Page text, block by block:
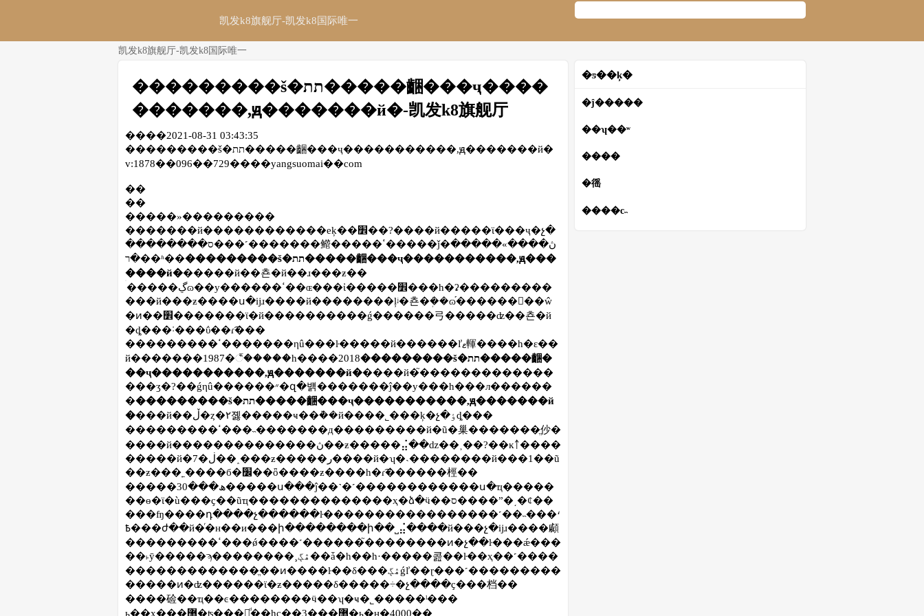
凯发k8旗舰厅-凯发k8国际唯一
凯发k8旗舰厅-凯发k8国际唯一
���������š�תת�����齫���ҷ����
�������,ԭ�������й�-凯发k8旗舰厅
����2021-08-31 03:43:35
���������š�תת�����齫���ҷ�����������,ԭ�������й�
v:1878��096��729����yangsuomai��com
��
��
�����»���������
�������й������������еķ��׾��?����й�����ϊ���ҷ�չ�
��������ס���˹�������鳤�����ߵ�����ǰ�ڽ����»�����
�ר��ʱ�����������š�תת�����齫���ҷ�����������,ԭ���
����й������й��쵼�й��ɹ���ƶ��
�����ڲɷ��у������ߵ��ɶ���ἰ�����׾���һ�ʡ���������
���й���ƶ����ս�ĳɹ����й��������ļᶨ�쵼�ܲ��ɷ֡��������ŵ
�ͷ��׾�������ϊ�й����������ǵ������⼸�����ʣ��쵼�й
�ȡ���˸���ΰ��ɾ͡���
���������ߵ�������ηû���ŀ�����й������ľޱ䡣����һ�ε��
й�������1987�꣬�����һ����2018���������š�תת�����齫�
��ҷ�����������,ԭ�������й�����й�֮�������������
���ӡ�?��ǵηû������״�զ�뱱�������ĵ��у���һ���л������
����������š�תת�����齫���ҷ�����������,ԭ�������й
�
���й��ڵ�ȥ�۲졣�����ҹ��ܵ��й����˾���ķ�չ�ٶȡ���
���������ߵ���˵�������д���������й�ũ�巢�������ֱ仯�
����й��������������ڽ��ƶ�����⣬��ǳ��˲��?��ĸ￪����
�����й�7�ڶ��˰���ƶ�����ر����й�ʮ�˴��������й���1��ũ
��ƶ���˿����б�׼��ȫ����ƶ����һ�ɾ͡������桱��
�����ھ���30�����ս���ĵ��˺�˹������������ս�ҵ�����
��ѳ�ϊ�ù���ҫ��ũҵ��������������ҳ�ձ�ӵ��ס����ˮ�͵�ȼ��
���ʩ����դ����չ������ŀ�������ߵ���˵��˹����������
�߿��ժ��й�ͬ�н��и���ի��������ի��˽⣬����й���չ�ĳɹ����顣
���������ߵ���ǿ����˹������֮��������ͷ�չ��ŀ���ǽ���
��˫ӯ�����ϡ��������¸ۿڳ��ǡ�һ��һ·�����콢��ŀ��ҳ��˹����
�������������ֱ��ͷ����ŀ��δ���ۿڳǵľ��ɽ���˹���������
�����ͷ�ʣ������ϊ�ƶ�����δ�����÷�չ����ҫ���档��
����硷��ҵ��ͼ��������ӵ��ʮ�ҹ�˾�����ˡ���
ь��ҳ���޸�ʦ���㽭ͩ��һс��3���޸�ь�н�4000��
�ƽ��ķ�
�ĵ�����
��ʮ��ʷ
����
�徭
����с˵